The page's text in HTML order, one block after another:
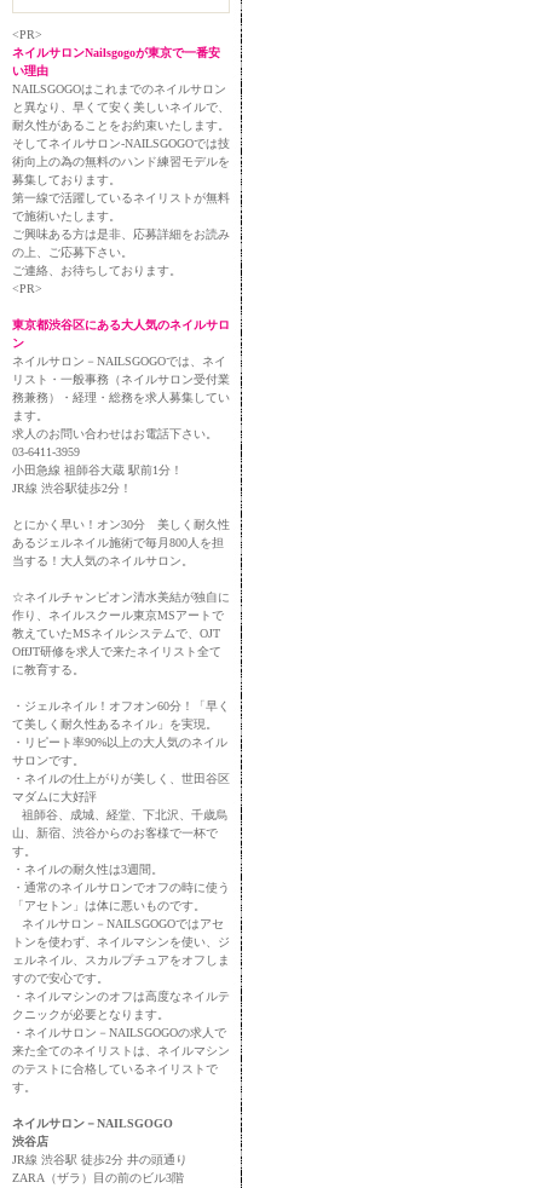
<PR>
ネイルサロンNailsgogoが東京で一番安
い理由
NAILSGOGOはこれまでのネイルサロン
と異なり、早くて安く美しいネイルで、
耐久性があることをお約束いたします。
そしてネイルサロン-NAILSGOGOでは技
術向上の為の無料のハンド練習モデルを
募集しております。
第一線で活躍しているネイリストが無料
で施術いたします。
ご興味ある方は是非、応募詳細をお読み
の上、ご応募下さい。
ご連絡、お待ちしております。
<PR>
東京都渋谷区にある大人気のネイルサロ
ン
ネイルサロン－NAILSGOGOでは、ネイ
リスト・一般事務（ネイルサロン受付業
務兼務）・経理・総務を求人募集してい
ます。
求人のお問い合わせはお電話下さい。
03-6411-3959
小田急線 祖師谷大蔵 駅前1分！
JR線 渋谷駅徒歩2分！
とにかく早い！オン30分 美しく耐久性
あるジェルネイル施術で毎月800人を担
当する！大人気のネイルサロン。
☆ネイルチャンピオン清水美結が独自に
作り、ネイルスクール東京MSアートで
教えていたMSネイルシステムで、OJT
OffJT研修を求人で来たネイリスト全て
に教育する。
・ジェルネイル！オフオン60分！「早く
て美しく耐久性あるネイル」を実現。
・リピート率90%以上の大人気のネイル
サロンです。
・ネイルの仕上がりが美しく、世田谷区
マダムに大好評
祖師谷、成城、経堂、下北沢、千歳烏
山、新宿、渋谷からのお客様で一杯で
す。
・ネイルの耐久性は3週間。
・通常のネイルサロンでオフの時に使う
「アセトン」は体に悪いものです。
ネイルサロン－NAILSGOGOではアセ
トンを使わず、ネイルマシンを使い、ジ
ェルネイル、スカルプチュアをオフしま
すので安心です。
・ネイルマシンのオフは高度なネイルテ
クニックが必要となります。
・ネイルサロン－NAILSGOGOの求人で
来た全てのネイリストは、ネイルマシン
のテストに合格しているネイリストで
す。
ネイルサロン－NAILSGOGO
渋谷店
JR線 渋谷駅 徒歩2分 井の頭通り
ZARA（ザラ）目の前のビル3階